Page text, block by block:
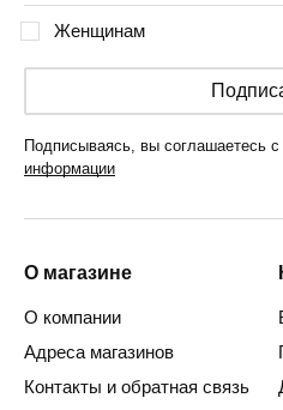
Женщинам
Подписываясь, вы соглашаетесь с
информации
О магазине
О компании
Адреса магазинов
Контакты и обратная связь